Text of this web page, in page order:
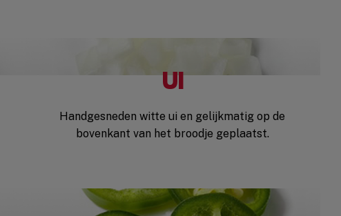
UI
Handgesneden witte ui en gelijkmatig op de
bovenkant van het broodje geplaatst.